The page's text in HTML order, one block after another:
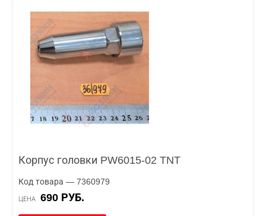
Корпус головки PW6015-02 TNT
Код товара — 7360979
ЦЕНА 690 РУБ.